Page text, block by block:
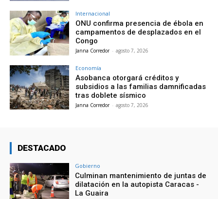
Internacional
ONU confirma presencia de ébola en
campamentos de desplazados en el
Congo
Janna Corredor - agosto 7, 2026
Economía
Asobanca otorgará créditos y
subsidios a las familias damnificadas
tras doblete sísmico
Janna Corredor - agosto 7, 2026
DESTACADO
Gobierno
Culminan mantenimiento de juntas de
dilatación en la autopista Caracas -
La Guaira